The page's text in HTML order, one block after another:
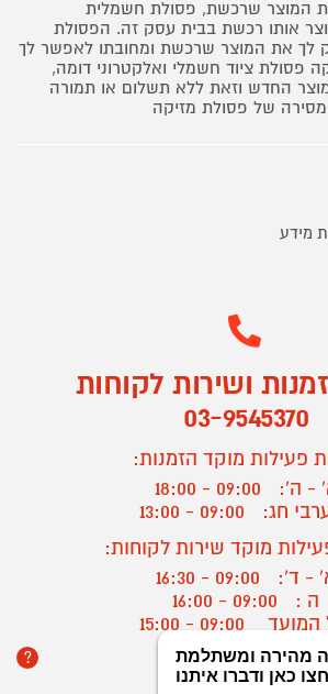
המוצר שרכשת, פסולת חשמלית
אותו רכשת בבית עסק זה. הפסולת
לך את המוצר שרכשת ומחובתו לאפשר לך
פסולת ציוד חשמלי ואלקטרוני דומה,
החדש וזאת ללא תשלום או תמורה
של פסולת מזיקה
מידע
ושירות לקוחות
03-9545370
פעילות מוקד הזמנות:
- ה':
09:00 - 18:00
חג:
09:00 - 13:00
מוקד שירות לקוחות:
- ד':
09:00 - 16:30
ה :
09:00 - 16:00
המועד
? קשר/ביטול הזמנה